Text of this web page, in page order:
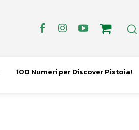
100 Numeri per Discover Pistoia!